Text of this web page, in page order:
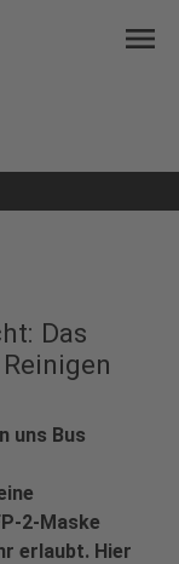
menu
Das
uns Bus
2-Maske
erlaubt. Hier